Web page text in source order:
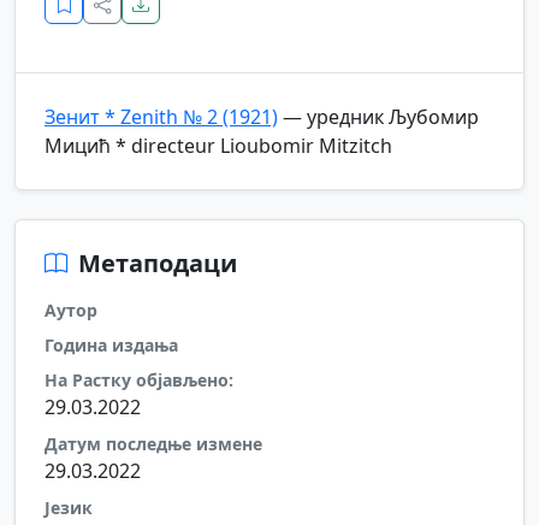
Зенит * Zenith № 2 (1921)— уредник Љубомир
Мицић * directeur Lioubomir Mitzitch
Метаподаци
Аутор
Година издања
На Растку објављено:
29.03.2022
Датум последње измене
29.03.2022
Језик